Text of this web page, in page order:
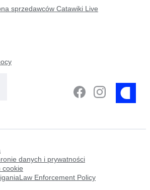
sprzedawców Catawiki Live
danych i prywatności
cookie
Enforcement Policy